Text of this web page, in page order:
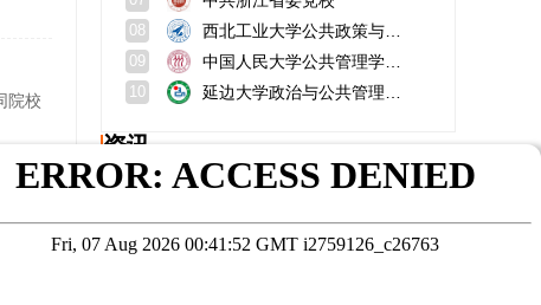
院校
大学
08
09
10
资讯
同济大学研究生有宿舍吗？多少分能上？
西南石油大学研究生奖助学金政策？住宿条件？